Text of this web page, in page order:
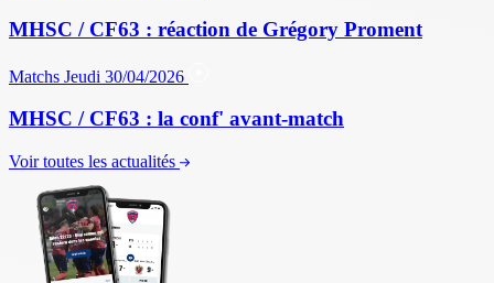
MHSC / CF63 : réaction de Grégory Proment
Matchs Jeudi 30/04/2026
MHSC / CF63 : la conf' avant-match
Voir toutes les actualités